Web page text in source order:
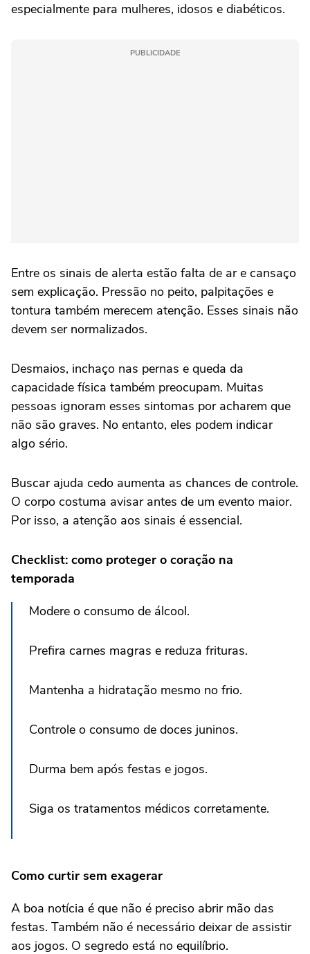
especialmente para mulheres, idosos e diabéticos.
PUBLICIDADE
Entre os sinais de alerta estão falta de ar e cansaço
sem explicação. Pressão no peito, palpitações e
tontura também merecem atenção. Esses sinais não
devem ser normalizados.
Desmaios, inchaço nas pernas e queda da
capacidade física também preocupam. Muitas
pessoas ignoram esses sintomas por acharem que
não são graves. No entanto, eles podem indicar
algo sério.
Buscar ajuda cedo aumenta as chances de controle.
O corpo costuma avisar antes de um evento maior.
Por isso, a atenção aos sinais é essencial.
Checklist: como proteger o coração na
temporada
Modere o consumo de álcool.
Prefira carnes magras e reduza frituras.
Mantenha a hidratação mesmo no frio.
Controle o consumo de doces juninos.
Durma bem após festas e jogos.
Siga os tratamentos médicos corretamente.
Como curtir sem exagerar
A boa notícia é que não é preciso abrir mão das
festas. Também não é necessário deixar de assistir
aos jogos. O segredo está no equilíbrio.